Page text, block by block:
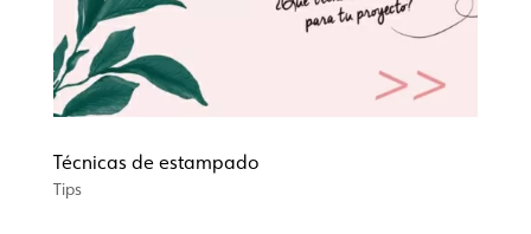
Técnicas de estampado
Tips